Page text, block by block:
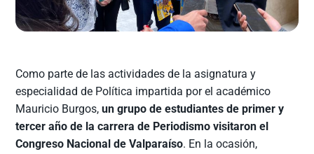
Como parte de las actividades de la asignatura y
especialidad de Política impartida por el académico
Mauricio Burgos,un grupo de estudiantes de primer y
tercer año de la carrera de Periodismo visitaron el
Congreso Nacional de Valparaíso. En la ocasión,